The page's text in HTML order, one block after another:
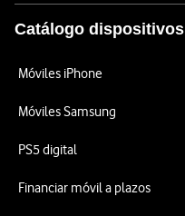
Catálogo dispositivos
Móviles iPhone
Móviles Samsung
PS5 digital
Financiar móvil a plazos